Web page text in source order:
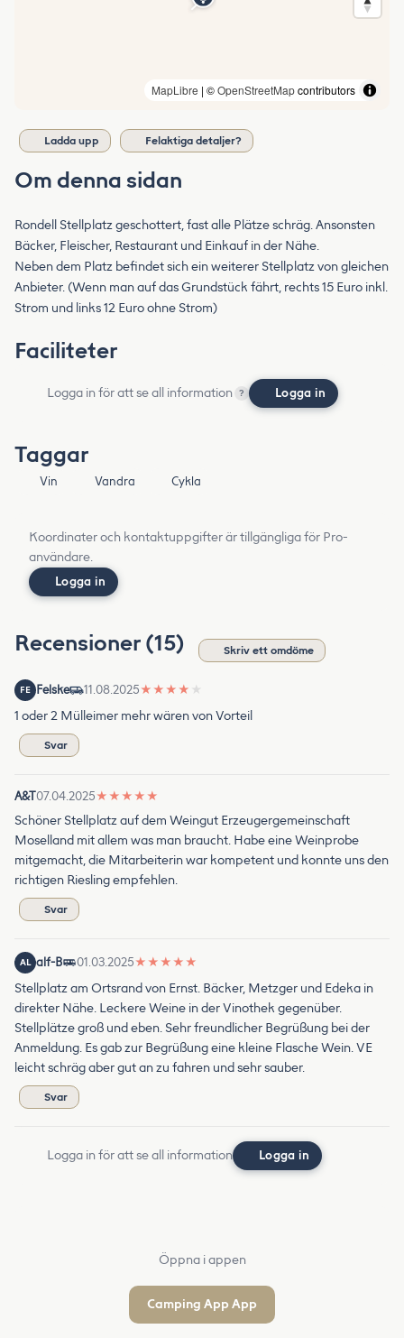
MapLibre | ©OpenStreetMapcontributors
Ladda upp Felaktiga detaljer?
Om denna sidan
Rondell Stellplatz geschottert, fast alle Plätze schräg. Ansonsten
Bäcker, Fleischer, Restaurant und Einkauf in der Nähe.
Neben dem Platz befindet sich ein weiterer Stellplatz von gleichen
Anbieter. (Wenn man auf das Grundstück fährt, rechts 15 Euro inkl.
Strom und links 12 Euro ohne Strom)
Faciliteter
Logga in för att se all information ? Logga in
Taggar
Vin Vandra Cykla
Koordinater och kontaktuppgifter är tillgängliga för Pro-
användare.
Logga in
Recensioner (15) Skriv ett omdöme
FE Felske 11.08.2025★ ★ ★ ★ ★
1 oder 2 Mülleimer mehr wären von Vorteil
Svar
A&T07.04.2025★ ★ ★ ★ ★
Schöner Stellplatz auf dem Weingut Erzeugergemeinschaft
Moselland mit allem was man braucht. Habe eine Weinprobe
mitgemacht, die Mitarbeiterin war kompetent und konnte uns den
richtigen Riesling empfehlen.
Svar
AL alf-B 01.03.2025★ ★ ★ ★ ★
Stellplatz am Ortsrand von Ernst. Bäcker, Metzger und Edeka in
direkter Nähe. Leckere Weine in der Vinothek gegenüber.
Stellplätze groß und eben. Sehr freundlicher Begrüßung bei der
Anmeldung. Es gab zur Begrüßung eine kleine Flasche Wein. VE
leicht schräg aber gut an zu fahren und sehr sauber.
Svar
Logga in för att se all information Logga in
Öppna i appen
Camping App App